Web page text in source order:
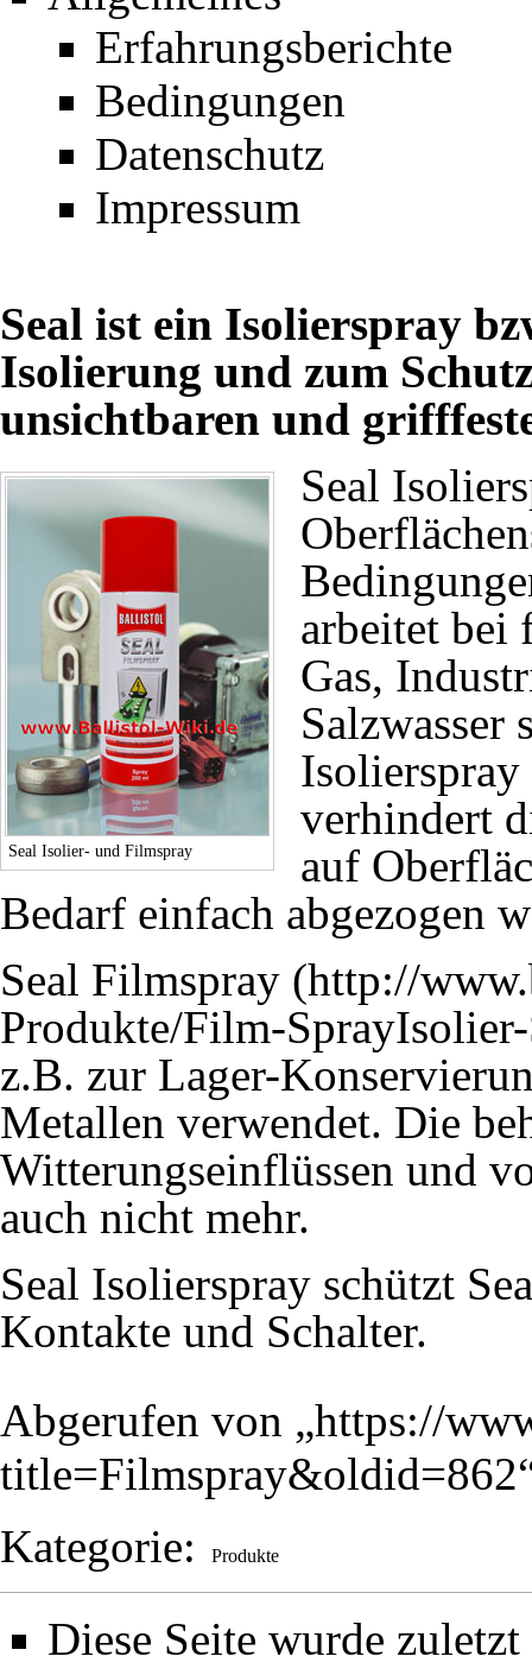
Erfahrungsberichte
Bedingungen
Datenschutz
Impressum
Seal ist ein Isolierspray
Isolierung und zum
unsichtbaren und
Seal Isolier- und Filmspray
Seal
arbeitet bei
Gas,
Salzwasser
verhindert
auf
Bedarf einfach abgezogen
Seal Filmspray
z.B. zur Lager-
Metallen verwendet. Die
Witterungseinflüssen und
auch nicht mehr.
Seal Isolierspray schützt
Kontakte und Schalter.
Abgerufen von „https://
title=Filmspray&oldid=862
Kategorie: Produkte
Diese Seite wurde